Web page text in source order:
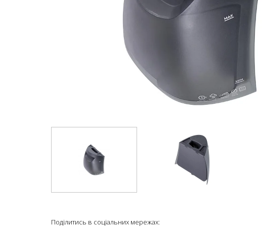
Поділитись в соціальних мережах: